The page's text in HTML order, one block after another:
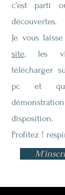
c'est parti
découvertes.
Je vous
site, les
télécharger
pc et
disposition.
Profitez !